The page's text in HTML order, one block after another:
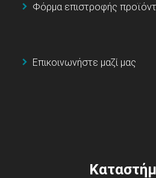
Φόρμα επιστροφής
Επικοινωνήστε μαζί μας